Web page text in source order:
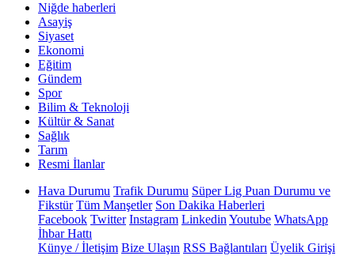
Niğde haberleri
Asayiş
Siyaset
Ekonomi
Eğitim
Gündem
Spor
Bilim & Teknoloji
Kültür & Sanat
Sağlık
Tarım
Resmi İlanlar
Hava Durumu Trafik Durumu Süper Lig Puan Durumu ve
Fikstür Tüm Manşetler Son Dakika Haberleri
Facebook Twitter Instagram Linkedin Youtube WhatsApp
İhbar Hattı
Künye / İletişim Bize Ulaşın RSS Bağlantıları Üyelik Girişi